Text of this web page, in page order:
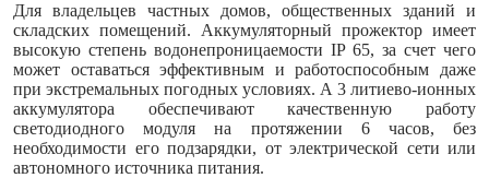
Для владельцев частных домов, общественных зданий и
складских помещений. Аккумуляторный прожектор имеет
высокую степень водонепроницаемости IP 65, за счет чего
может оставаться эффективным и работоспособным даже
при экстремальных погодных условиях. А 3 литиево-ионных
аккумулятора обеспечивают качественную работу
светодиодного модуля на протяжении 6 часов, без
необходимости его подзарядки, от электрической сети или
автономного источника питания.